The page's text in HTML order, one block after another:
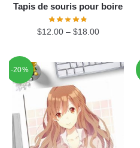
Tapis de souris pour boire
$12.00– $18.00
-20%